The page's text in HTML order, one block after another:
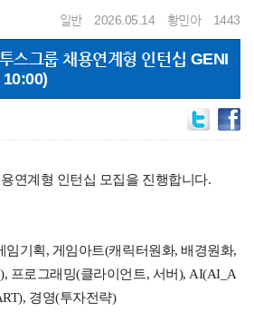
일반 2026.05.14 황민아 1443
스그룹 채용연계형 인턴십 GENI
10:00)
연계형 인턴십 모집을 진행합니다.
임기획, 게임아트(캐릭터원화, 배경원화,
프로그래밍(클라이언트, 서버), AI(AI_A
경영(투자전략)